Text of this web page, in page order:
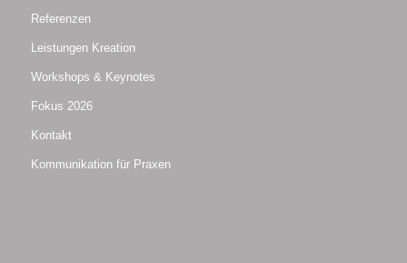
Referenzen
Leistungen Kreation
Workshops & Keynotes
Fokus 2026
Kontakt
Kommunikation für Praxen